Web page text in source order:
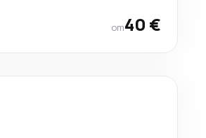
от40 €